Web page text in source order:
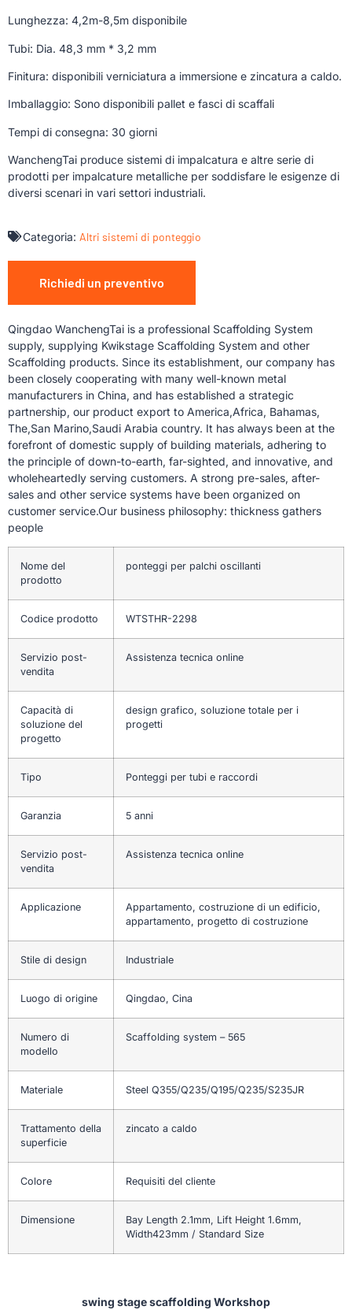
Lunghezza: 4,2m-8,5m disponibile
Tubi: Dia. 48,3 mm * 3,2 mm
Finitura: disponibili verniciatura a immersione e zincatura a caldo.
Imballaggio: Sono disponibili pallet e fasci di scaffali
Tempi di consegna: 30 giorni
WanchengTai produce sistemi di impalcatura e altre serie di
prodotti per impalcature metalliche per soddisfare le esigenze di
diversi scenari in vari settori industriali.
Categoria: Altri sistemi di ponteggio
Richiedi un preventivo
Qingdao WanchengTai is a professional Scaffolding System
supply, supplying Kwikstage Scaffolding System and other
Scaffolding products. Since its establishment, our company has
been closely cooperating with many well-known metal
manufacturers in China, and has established a strategic
partnership, our product export to America,Africa, Bahamas,
The,San Marino,Saudi Arabia country. It has always been at the
forefront of domestic supply of building materials, adhering to
the principle of down-to-earth, far-sighted, and innovative, and
wholeheartedly serving customers. A strong pre-sales, after-
sales and other service systems have been organized on
customer service.Our business philosophy: thickness gathers
people
Nome del
prodotto
ponteggi per palchi oscillanti
Codice prodotto WTSTHR-2298
Servizio post-
vendita
Assistenza tecnica online
Capacità di
soluzione del
progetto
design grafico, soluzione totale per i
progetti
Tipo Ponteggi per tubi e raccordi
Garanzia 5 anni
Servizio post-
vendita
Assistenza tecnica online
Applicazione
Appartamento, costruzione di un edificio,
appartamento, progetto di costruzione
Stile di design Industriale
Luogo di origine Qingdao, Cina
Numero di
modello
Scaffolding system – 565
Materiale Steel Q355/Q235/Q195/Q235/S235JR
Trattamento della
superficie
zincato a caldo
Colore Requisiti del cliente
Dimensione
Bay Length 2.1mm, Lift Height 1.6mm,
Width423mm / Standard Size
swing stage scaffolding Workshop